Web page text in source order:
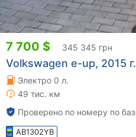
7 700 $ 345 345 грн
Volkswagen e-up, 2015
Электро 0 л.
49 тис. км
Проверено по номеру по
AB1302YB